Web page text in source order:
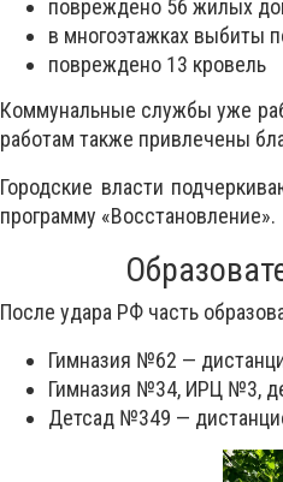
повреждено 56 жилых
в многоэтажках выбиты
повреждено 13 кровель
Коммунальные службы уже
работам также привлечены
Городские власти
программу «Восстановление».
После удара РФ часть
Гимназия №62 —
Гимназия №34, ИРЦ №3,
Детсад №349 —